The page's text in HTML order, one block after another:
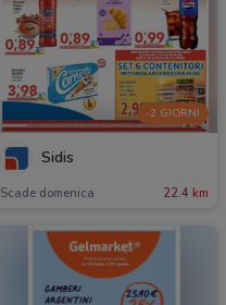
-2 GIORNI
Sidis
Scade domenica 22.4 km